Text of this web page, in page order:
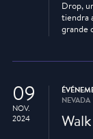
Drop,
tiendra
grande
09
NOV.
2024
NEVADA